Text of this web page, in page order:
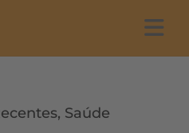
, Saúde